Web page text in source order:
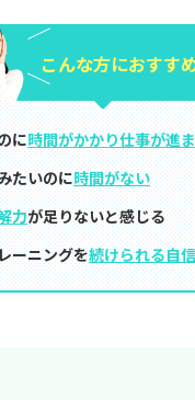
こんな方におすす
に時間がかかり仕事が進
たいのに時間がない
力が足りないと感じる
ーニングを続けられる自